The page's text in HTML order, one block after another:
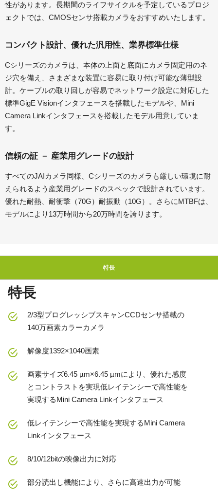
性があります。長期間のライフサイクルを予定しているプロジ
ェクトでは、CMOSセンサ搭載カメラをおすすめいたします。
コンパクト設計、優れた汎用性、業界標準仕様
Cシリーズのカメラは、本体の上面と底面にカメラ固定用のネ
ジ穴を備え、さまざまな装置に容易に取り付け可能な薄型設
計。ケーブルの取り回しが容易でネットワーク設定に対応した
標準GigE Visionインタフェースを搭載したモデルや、Mini
Camera Linkインタフェースを搭載したモデル用意していま
す。
信頼の証 － 産業用グレードの設計
すべてのJAIカメラ同様、Cシリーズのカメラも厳しい環境に耐
えられるよう産業用グレードのスペックで設計されています。
優れた耐熱、耐衝撃（70G）耐振動（10G）。さらにMTBFは、
モデルにより13万時間から20万時間を誇ります。
特長
特長
2/3型プログレッシブスキャンCCDセンサ搭載の
140万画素カラーカメラ
解像度1392×1040画素
画素サイズ6.45 µm×6.45 µmにより、優れた感度
とコントラストを実現低レイテンシーで高性能を
実現するMini Camera Linkインタフェース
低レイテンシーで高性能を実現するMini Camera
Linkインタフェース
8/10/12bitの映像出力に対応
部分読出し機能により、さらに高速出力が可能